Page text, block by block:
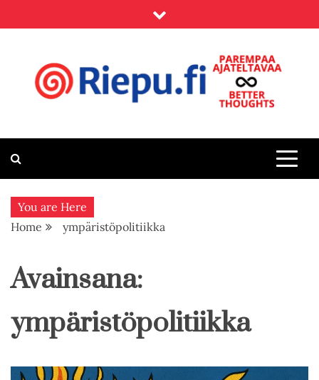
to
Riepu.fi
You are Here
Home
ympäristöpolitiikka
Avainsana:
ympäristöpolitiikka